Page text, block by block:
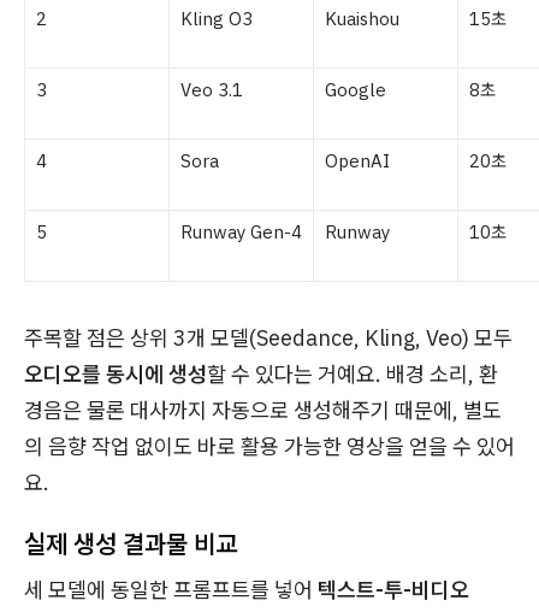
2 Kling O3 Kuaishou 15초
3 Veo 3.1 Google 8초
4 Sora OpenAI 20초
5 Runway Gen-4 Runway 10초
주목할 점은 상위 3개 모델(Seedance, Kling, Veo) 모두
오디오를 동시에 생성할 수 있다는 거예요. 배경 소리, 환
경음은 물론 대사까지 자동으로 생성해주기 때문에, 별도
의 음향 작업 없이도 바로 활용 가능한 영상을 얻을 수 있어
요.
실제 생성 결과물 비교
세 모델에 동일한 프롬프트를 넣어 텍스트-투-비디오